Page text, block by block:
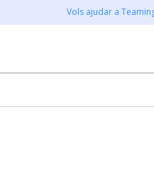
Vols ajudar a